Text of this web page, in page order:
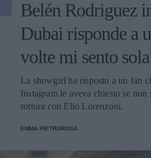
Belén Rodriguez
Dubai risponde a
volte mi sento
La showgirl ha risposto a un fan
Instagram le aveva chiesto se non
rottura con Elio Lorenzoni.
EMMA PIETRAROSA